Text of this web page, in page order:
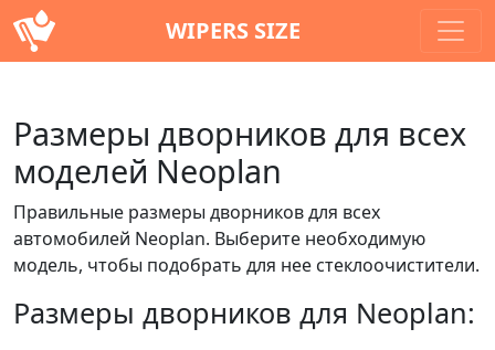
WIPERS SIZE
Размеры дворников для всех
моделей Neoplan
Правильные размеры дворников для всех
автомобилей Neoplan. Выберите необходимую
модель, чтобы подобрать для нее стеклоочистители.
Размеры дворников для Neoplan: